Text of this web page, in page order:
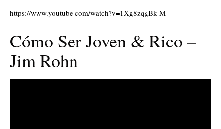
https://www.youtube.com/watch?v=1Xg8zqgBk-M
Cómo Ser Joven & Rico –
Jim Rohn